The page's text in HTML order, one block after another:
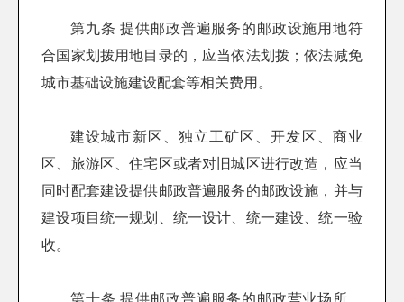
第九条 提供邮政普遍服务的邮政设施用地符
合国家划拨用地目录的，应当依法划拨；依法减免
城市基础设施建设配套等相关费用。
建设城市新区、独立工矿区、开发区、商业
区、旅游区、住宅区或者对旧城区进行改造，应当
同时配套建设提供邮政普遍服务的邮政设施，并与
建设项目统一规划、统一设计、统一建设、统一验
收。
第十条 提供邮政普遍服务的邮政营业场所、